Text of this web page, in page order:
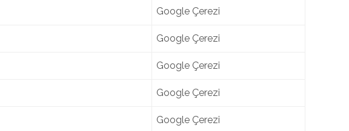
Google Çerezi
Google Çerezi
Google Çerezi
Google Çerezi
Google Çerezi